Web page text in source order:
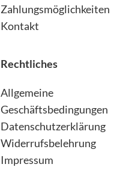
Zahlungsmöglichkeiten
Kontakt
Rechtliches
Allgemeine
Geschäftsbedingungen
Datenschutzerklärung
Widerrufsbelehrung
Impressum